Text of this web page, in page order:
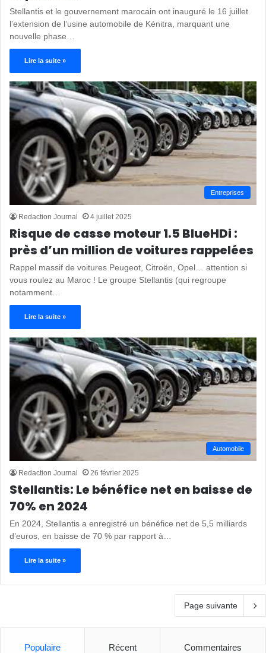
Stellantis et le gouvernement marocain ont inauguré le 16 juillet
l’extension de l’usine automobile de Kénitra, marquant une
nouvelle phase…
Lire la suite »
Entreprises
Redaction Journal 4 juillet 2025
Risque de casse moteur 1.5 BlueHDi :
près d’un million de voitures rappelées
Rappel massif de voitures Peugeot, Citroën, Opel… attention si
vous roulez au Maroc ! Le groupe Stellantis (qui regroupe
notamment…
Lire la suite »
Automobile
Redaction Journal 26 février 2025
Stellantis: Le bénéfice net en baisse de
70% en 2024
En 2024, Stellantis a enregistré un bénéfice net de 5,5 milliards
d’euros, en baisse de 70 % par rapport à…
Lire la suite »
Page suivante
Populaire Récent Commentaires